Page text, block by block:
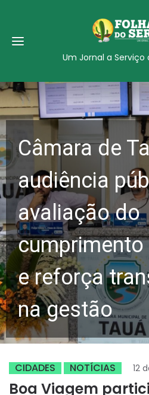
Um Jornal a Serviço
Câmara de
audiência
avaliação do
e reforça
na gestão
CIDADES NOTÍCIAS 12
Boa Viagem